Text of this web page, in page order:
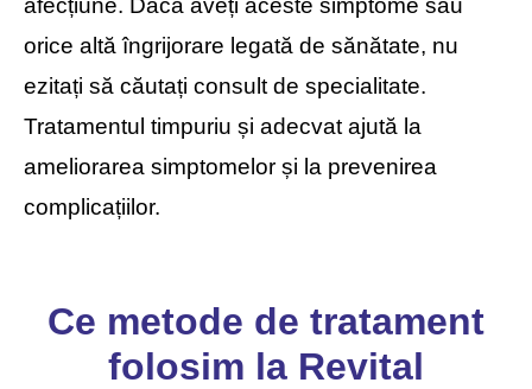
afecțiune. Dacă aveți aceste simptome sau
orice altă îngrijorare legată de sănătate, nu
ezitați să căutați consult de specialitate.
Tratamentul timpuriu și adecvat ajută la
ameliorarea simptomelor și la prevenirea
complicațiilor.
Ce metode de tratament
folosim la Revital